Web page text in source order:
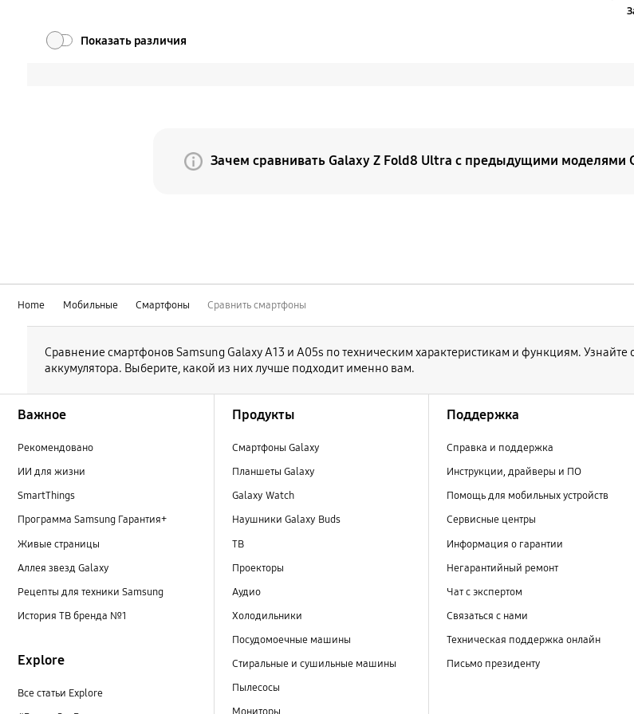
Показать различия
Зачем сравнивать Galaxy Z Fold8 Ultra с предыдущими моделями
Home Мобильные Смартфоны Сравнить смартфоны
Сравнение смартфонов Samsung Galaxy А13 и A05s по техническим характеристикам и функциям.
аккумулятора. Выберите, какой из них лучше подходит именно вам.
Важное
Рекомендовано
ИИ для жизни
SmartThings
Программа Samsung Гарантия+
Живые страницы
Аллея звезд Galaxy
Рецепты для техники Samsung
История ТВ бренда №1
Explore
Все статьи Explore
Продукты
Смартфоны Galaxy
Планшеты Galaxy
Galaxy Watch
Наушники Galaxy Buds
ТВ
Проекторы
Аудио
Холодильники
Посудомоечные машины
Стиральные и сушильные машины
Пылесосы
Поддержка
Справка и поддержка
Инструкции, драйверы и ПО
Помощь для мобильных устройств
Сервисные центры
Информация о гарантии
Негарантийный ремонт
Чат с экспертом
Связаться с нами
Техническая поддержка онлайн
Письмо президенту